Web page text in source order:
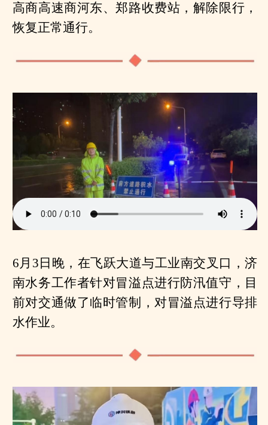
高商高速商河东、郑路收费站，解除限行，
恢复正常通行。
6月3日晚，在飞跃大道与工业南交叉口，济
南水务工作者针对冒溢点进行防汛值守，目
前对交通做了临时管制，对冒溢点进行导排
水作业。